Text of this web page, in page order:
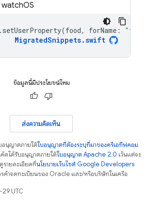
watchOS
. setUserProperty(food, forName :
MigratedSnippets.swift
ข้อมูลนี้มีประโยชน์ไหม
ส่งความคิดเห็น
อนุญาตภายใต้ใบอนุญาตที่ต้องระบุที่มาของครีเอทีฟคอม
ค้ดได้รับอนุญาตภายใต้ใบอนุญาต Apache 2.0 เว้นแต่จะ
รายละเอียดที่นโยบายเว็บไซต์ Google Developers
ค้าจดทะเบียนของ Oracle และ/หรือบริษัทในเครือ
UTC